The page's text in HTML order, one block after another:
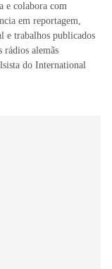
e colabora com
em reportagem,
e trabalhos publicados
alemãs
do International